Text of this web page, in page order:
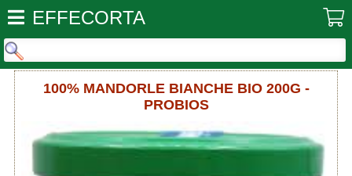
EFFECORTA
100% MANDORLE BIANCHE BIO 200G -
PROBIOS